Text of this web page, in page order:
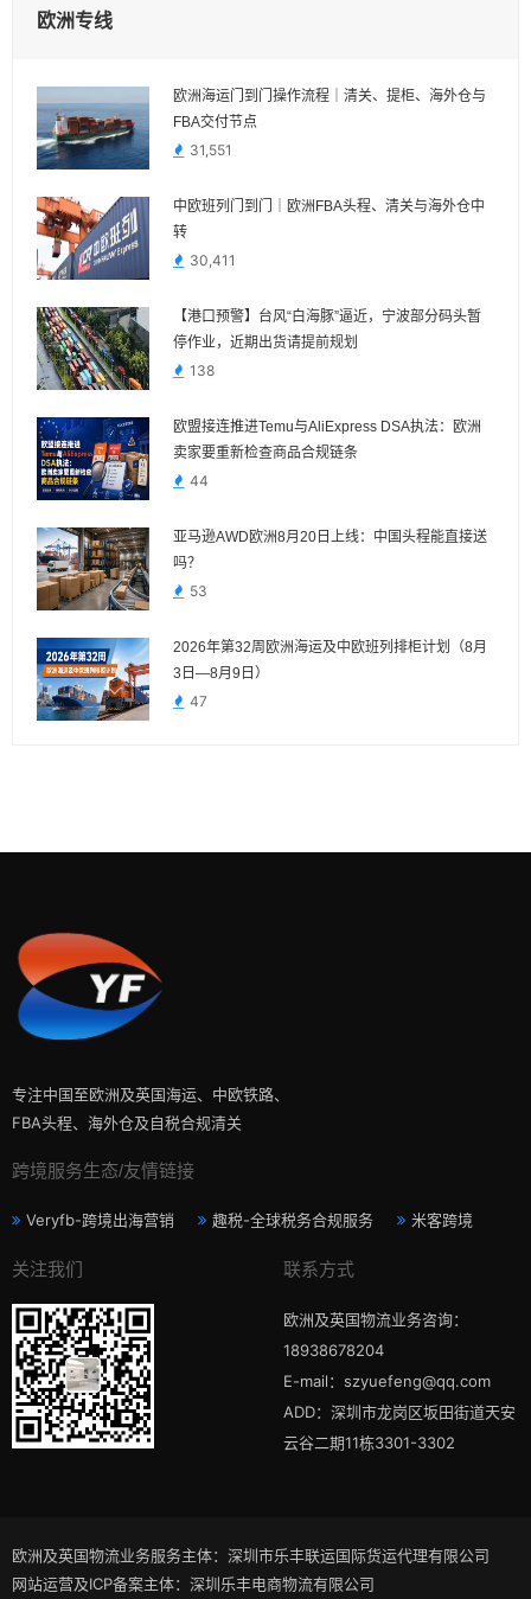
欧洲专线
欧洲海运门到门操作流程｜清关、提柜、海外仓与
FBA交付节点
31,551
中欧班列门到门｜欧洲FBA头程、清关与海外仓中
转
30,411
【港口预警】台风“白海豚”逼近，宁波部分码头暂
停作业，近期出货请提前规划
138
欧盟接连推进Temu与AliExpress DSA执法：欧洲
卖家要重新检查商品合规链条
44
亚马逊AWD欧洲8月20日上线：中国头程能直接送
吗？
53
2026年第32周欧洲海运及中欧班列排柜计划（8月
3日—8月9日）
47
专注中国至欧洲及英国海运、中欧铁路、
FBA头程、海外仓及自税合规清关
跨境服务生态/友情链接
Veryfb-跨境出海营销 趣税-全球税务合规服务 米客跨境
关注我们 联系方式
欧洲及英国物流业务咨询：
18938678204
E-mail：szyuefeng@qq.com
ADD：深圳市龙岗区坂田街道天安
云谷二期11栋3301-3302
欧洲及英国物流业务服务主体：深圳市乐丰联运国际货运代理有限公司
网站运营及ICP备案主体：深圳乐丰电商物流有限公司